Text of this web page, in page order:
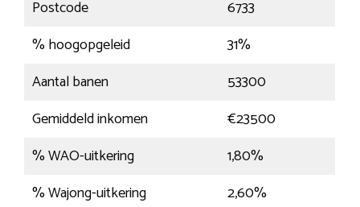
Postcode
6733
% hoogopgeleid
31%
Aantal banen
53300
Gemiddeld inkomen
€23500
% WAO-uitkering
1,80%
% Wajong-uitkering
2,60%